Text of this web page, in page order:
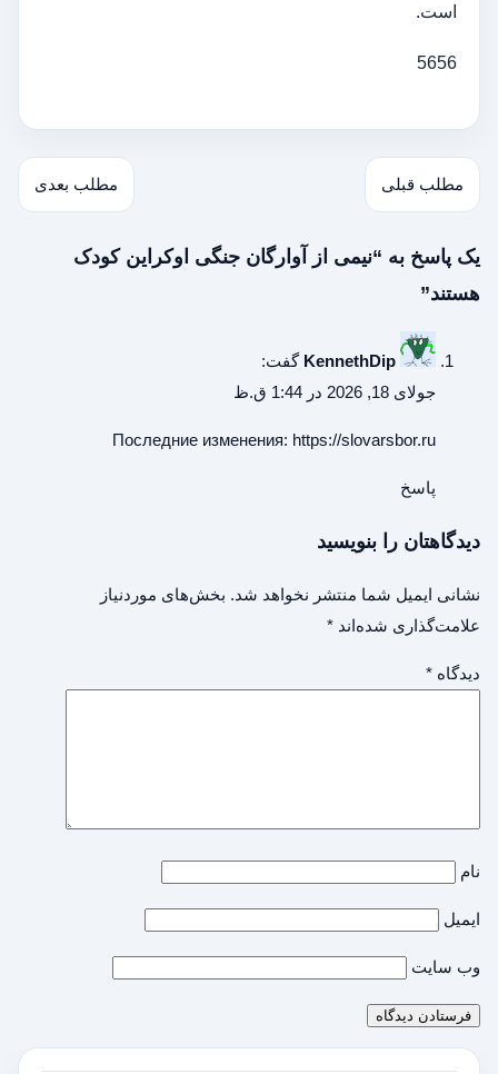
است.
5656
مطلب قبلی مطلب بعدی
یک پاسخ به “نیمی از آوارگان جنگی اوکراین کودک
هستند”
KennethDip گفت:
جولای 18, 2026 در 1:44 ق.ظ
Последние изменения: https://slovarsbor.ru
پاسخ
دیدگاهتان را بنویسید
نشانی ایمیل شما منتشر نخواهد شد. بخش‌های موردنیاز
علامت‌گذاری شده‌اند *
دیدگاه *
نام
ایمیل
وب‌ سایت